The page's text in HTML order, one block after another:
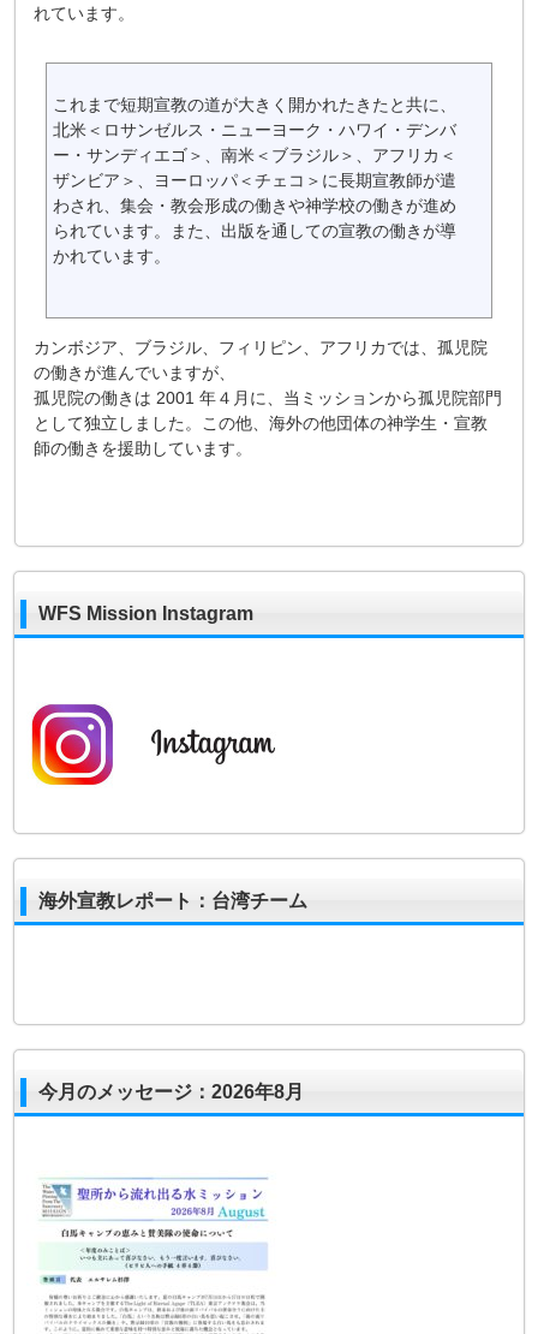
れています。
これまで短期宣教の道が大きく開かれたきたと共に、
北米＜ロサンゼルス・ニューヨーク・ハワイ・デンバ
ー・サンディエゴ＞、南米＜ブラジル＞、アフリカ＜
ザンビア＞、ヨーロッパ＜チェコ＞に長期宣教師が遣
わされ、集会・教会形成の働きや神学校の働きが進め
られています。また、出版を通しての宣教の働きが導
かれています。
カンボジア、ブラジル、フィリピン、アフリカでは、孤児院
の働きが進んでいますが、
孤児院の働きは 2001 年４月に、当ミッションから孤児院部門
として独立しました。この他、海外の他団体の神学生・宣教
師の働きを援助しています。
WFS Mission Instagram
海外宣教レポート：台湾チーム
今月のメッセージ：2026年8月